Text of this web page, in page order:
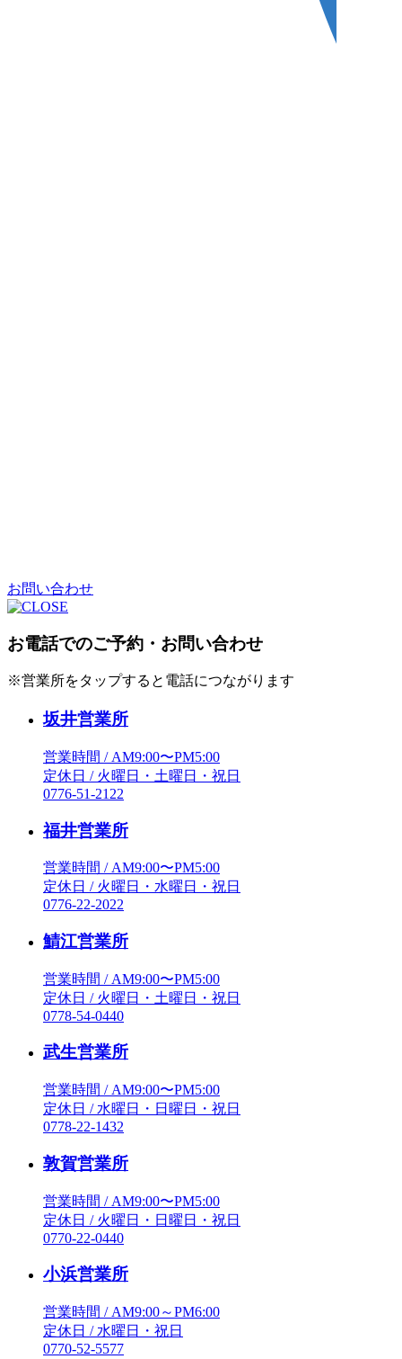
お問い合わせ
お電話でのご予約・お問い合わせ
※営業所をタップすると電話につながります
坂井営業所
営業時間 / AM9:00〜PM5:00
定休日 / 火曜日・土曜日・祝日
0776-51-2122
福井営業所
営業時間 / AM9:00〜PM5:00
定休日 / 火曜日・水曜日・祝日
0776-22-2022
鯖江営業所
営業時間 / AM9:00〜PM5:00
定休日 / 火曜日・土曜日・祝日
0778-54-0440
武生営業所
営業時間 / AM9:00〜PM5:00
定休日 / 水曜日・日曜日・祝日
0778-22-1432
敦賀営業所
営業時間 / AM9:00〜PM5:00
定休日 / 火曜日・日曜日・祝日
0770-22-0440
小浜営業所
営業時間 / AM9:00～PM6:00
定休日 / 水曜日・祝日
0770-52-5577